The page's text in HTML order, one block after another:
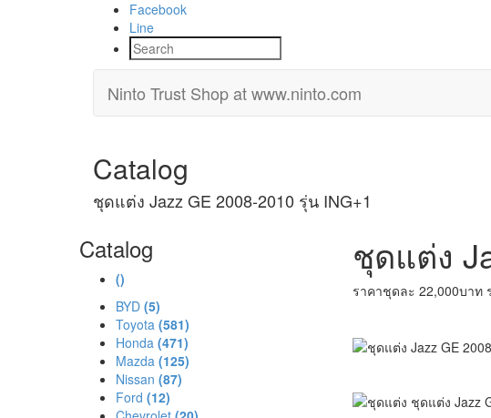
Facebook
Line
Ninto Trust Shopat www.ninto.com
Catalog
ชุดแต่ง Jazz GE 2008-2010 รุ่น ING+1
ชุดแต่ง
ราคาชุดละ 22,000บาท
Catalog
()
BYD (5)
Toyota (581)
Honda (471)
Mazda (125)
Nissan (87)
Ford (12)